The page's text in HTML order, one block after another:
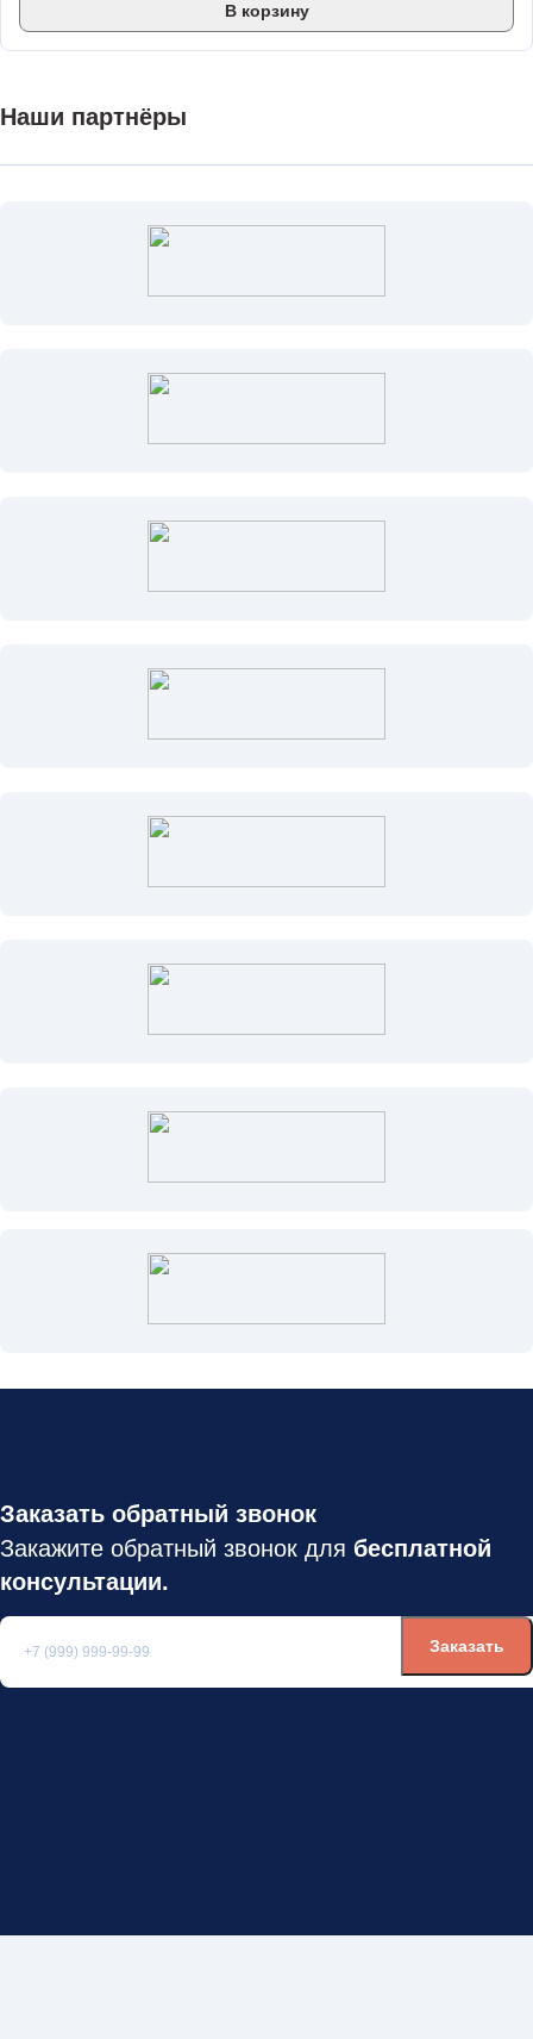
В корзину
Наши партнёры
Заказать обратный звонок
Закажите обратный звонок для бесплатной
консультации.